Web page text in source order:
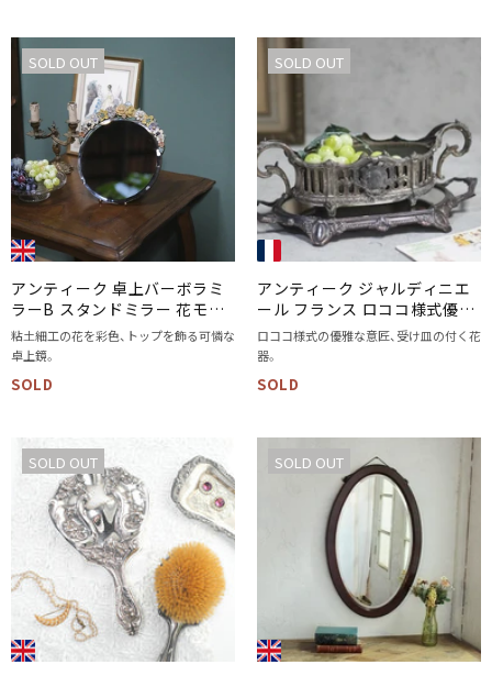
SOLD OUT
アンティーク 卓上バーボラミ
ラーB スタンドミラー 花モチ
ーフ 鏡
粘土細工の花を彩色、トップを飾る可憐な
卓上鏡。
SOLD
SOLD OUT
アンティーク ジャルディニエ
ール フランス ロココ様式優雅
なデザイン 専用ミラートレイ
付き
ロココ様式の優雅な意匠、受け皿の付く花
器。
SOLD
SOLD OUT SOLD OUT